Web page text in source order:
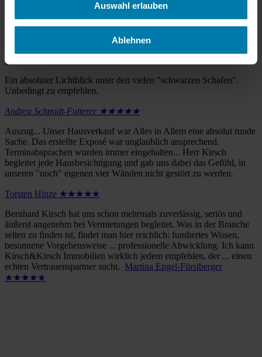
Auswahl erlauben
Ablehnen
Auszug... Mit der Firma Kirsch & Kirsch haben wir einen
Volltreffer gelandet... Was dann geschah, war einfach hervorragend.
Hausräumung, Grundstücksaufbereitung, Interessenten finden und
Abwicklung des Verkaufs. Alles super. Danke!...
Wilfried Hollaender ★★★★★
Ein absoluter Lichtblick unter den vielen "schwarzen Schafen".
Unbedingt zu empfehlen.
Andrea Schmidt-Futterer ★★★★★
Auszug... Unser Hausverkauf war Alles in Allem eine absolut runde
Sache. Das erstellte Exposé war unglaublich ansprechend.
Terminabsprachen wurden immer eingehalten... Herr Kirsch
begleitet jede Hausbesichtigung und gab uns dabei das Gefühl, in
unseren "noch" eigenen vier Wänden nicht gestört zu werden.
Torsten Hinze ★★★★★
Bernhard Kirsch hat uns schon mehrmals zuverlässig, seriös und
äußerst angenehm bei Vermietungen begleitet. Was in der Branche
selten zu finden ist, findet man hier reichlich: fundiertes Wissen,
besonnene Vorgehensweise ... professionelle Abwicklung. Ich kann
Kirsch&Kirsch Immobilien wirklich jedem empfehlen, der ... einen
echten Vertrauenspartner sucht. Martina Engel-Fürstberger
★★★★★